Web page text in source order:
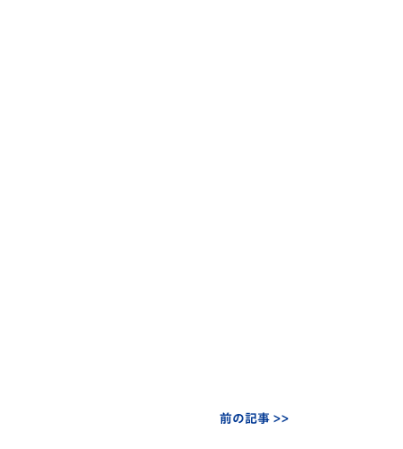
前の記事 >>